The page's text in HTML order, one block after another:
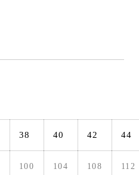
38 40 42 44
100 104 108 112